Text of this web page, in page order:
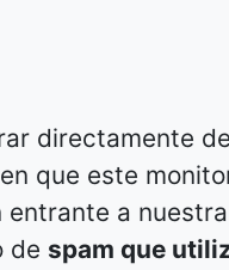
directamente
que este
a
de spam que